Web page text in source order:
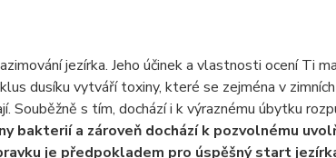
jezírka. Jeho účinek a vlastnosti ocení Ti
dusíku vytváří toxiny, které se zejména v
s tím, dochází i k výraznému úbytku
bakterií a zároveň dochází k pozvolnému
je předpokladem pro úspěšný start